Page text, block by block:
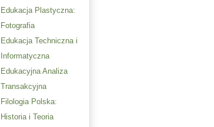
Edukacja Plastyczna:
Fotografia
Edukacja Techniczna i
Informatyczna
Edukacyjna Analiza
Transakcyjna
Filologia Polska:
Historia i Teoria